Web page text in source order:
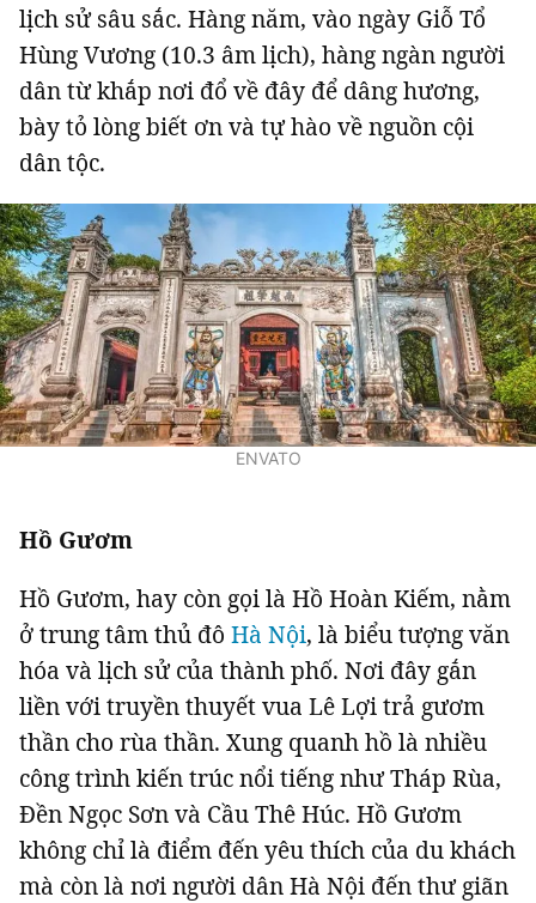
Đọc Thanh Niên trên điện thoại
Theo dõi báo trên
Hotline
0906 645 777
Liên hệ quảng cáo
0908 780 404
Đặt báo Quảng cáo RSS Tòa soạn Chính sách bảo
Tổng biên tập: Nguyễn Ngọc Toàn
Phó tổng biên tập: Hải Thành
Ủy viên Ban biên tập - Tổng Thư ký tòa soạn: Trần Việt Hưng
Giấy phép xuất bản số 110/GP - BTTTT cấp ngày 24.3.2020
lịch sử sâu sắc. Hàng năm, vào ngày Giỗ Tổ
Hùng Vương (10.3 âm lịch), hàng ngàn người
dân từ khắp nơi đổ về đây để dâng hương,
bày tỏ lòng biết ơn và tự hào về nguồn cội
dân tộc.
ENVATO
Hồ Gươm
Hồ Gươm, hay còn gọi là Hồ Hoàn Kiếm, nằm
ở trung tâm thủ đô Hà Nội, là biểu tượng văn
hóa và lịch sử của thành phố. Nơi đây gắn
liền với truyền thuyết vua Lê Lợi trả gươm
thần cho rùa thần. Xung quanh hồ là nhiều
công trình kiến trúc nổi tiếng như Tháp Rùa,
Đền Ngọc Sơn và Cầu Thê Húc. Hồ Gươm
không chỉ là điểm đến yêu thích của du khách
mà còn là nơi người dân Hà Nội đến thư giãn